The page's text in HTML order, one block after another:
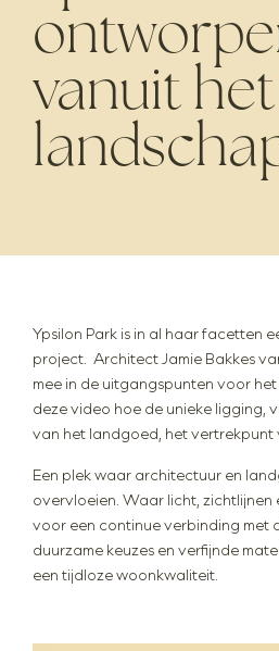
Interieur
Private banking
Veelgestelde vragen
Actueel
Contact
vanuit het
Ypsilon Park is in al haar facetten
project. Architect Jamie Bakkes
mee in de uitgangspunten voor
deze video hoe de unieke ligging,
van het landgoed, het vertrekpunt
Een plek waar architectuur en
overvloeien. Waar licht, zichtlijnen
voor een continue verbinding met
duurzame keuzes en verfijnde
een tijdloze woonkwaliteit.